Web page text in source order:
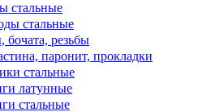
стальные
стальные
бочата, резьбы
паронит, прокладки
стальные
латунные
стальные